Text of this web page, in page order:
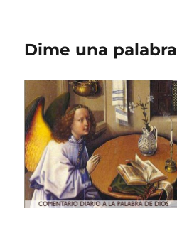
Dime una palabra